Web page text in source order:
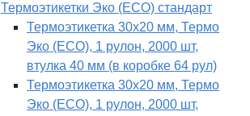
Термоэтикетки Эко (ECO) стандарт
Термоэтикетка 30х20 мм, Термо
Эко (ECO), 1 рулон, 2000 шт,
втулка 40 мм (в коробке 64 рул)
Термоэтикетка 30х20 мм, Термо
Эко (ECO), 1 рулон, 2000 шт,